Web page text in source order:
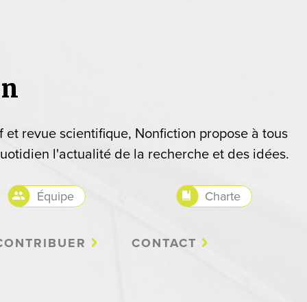
revue scientifique, Nonfiction propose à tous
l'actualité de la recherche et des idées.
Équipe Charte
CONTACT